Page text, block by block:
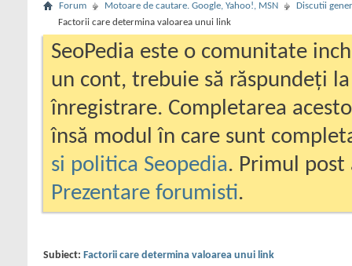
Forum Motoare de cautare. Google, Yahoo!, MSN
Discutii
Factorii care determina valoarea unui link
SeoPedia este o comunitate
un cont, trebuie să răspundeți
înregistrare. Completarea
însă modul în care sunt
si politica Seopedia. Primul
Prezentare forumisti.
Subiect: Factorii care determina valoarea unui link